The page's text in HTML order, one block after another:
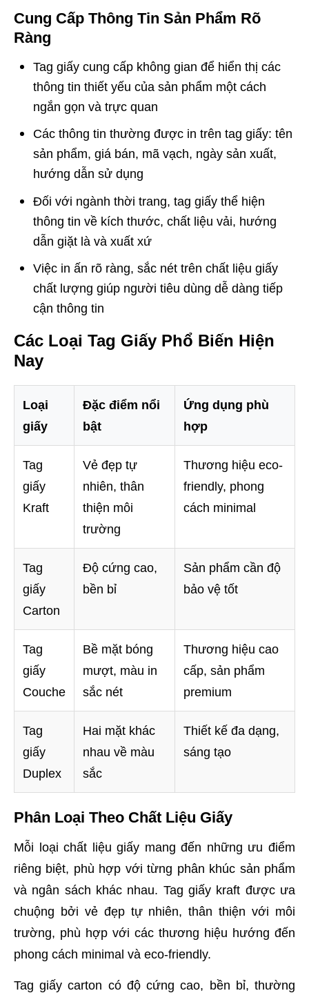
Cung Cấp Thông Tin Sản Phẩm Rõ
Ràng
Tag giấy cung cấp không gian để hiển thị các
thông tin thiết yếu của sản phẩm một cách
ngắn gọn và trực quan
Các thông tin thường được in trên tag giấy: tên
sản phẩm, giá bán, mã vạch, ngày sản xuất,
hướng dẫn sử dụng
Đối với ngành thời trang, tag giấy thể hiện
thông tin về kích thước, chất liệu vải, hướng
dẫn giặt là và xuất xứ
Việc in ấn rõ ràng, sắc nét trên chất liệu giấy
chất lượng giúp người tiêu dùng dễ dàng tiếp
cận thông tin
Các Loại Tag Giấy Phổ Biến Hiện
Nay
Loại
giấy
Đặc điểm nổi
bật
Ứng dụng phù
hợp
Tag
giấy
Kraft
Vẻ đẹp tự
nhiên, thân
thiện môi
trường
Thương hiệu eco-
friendly, phong
cách minimal
Tag
giấy
Carton
Độ cứng cao,
bền bỉ
Sản phẩm cần độ
bảo vệ tốt
Tag
giấy
Couche
Bề mặt bóng
mượt, màu in
sắc nét
Thương hiệu cao
cấp, sản phẩm
premium
Tag
giấy
Duplex
Hai mặt khác
nhau về màu
sắc
Thiết kế đa dạng,
sáng tạo
Phân Loại Theo Chất Liệu Giấy
Mỗi loại chất liệu giấy mang đến những ưu điểm
riêng biệt, phù hợp với từng phân khúc sản phẩm
và ngân sách khác nhau. Tag giấy kraft được ưa
chuộng bởi vẻ đẹp tự nhiên, thân thiện với môi
trường, phù hợp với các thương hiệu hướng đến
phong cách minimal và eco-friendly.
Tag giấy carton có độ cứng cao, bền bỉ, thường